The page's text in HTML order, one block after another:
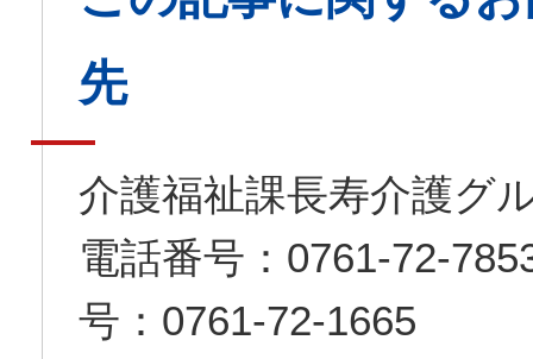
先
介護福祉課長寿介護グ
電話番号：0761-72-
号：0761-72-1665